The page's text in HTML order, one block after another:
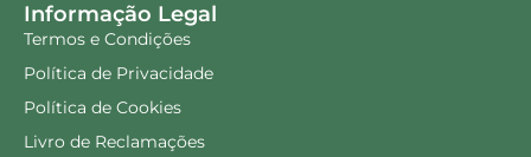
Informação Legal
Termos e Condições
Política de Privacidade
Política de Cookies
Livro de Reclamações